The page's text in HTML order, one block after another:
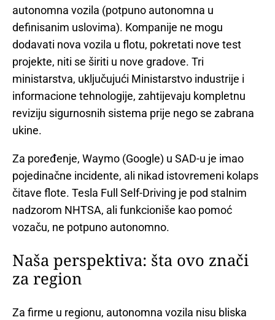
autonomna vozila (potpuno autonomna u
definisanim uslovima). Kompanije ne mogu
dodavati nova vozila u flotu, pokretati nove test
projekte, niti se širiti u nove gradove. Tri
ministarstva, uključujući Ministarstvo industrije i
informacione tehnologije, zahtijevaju kompletnu
reviziju sigurnosnih sistema prije nego se zabrana
ukine.
Za poređenje, Waymo (Google) u SAD-u je imao
pojedinačne incidente, ali nikad istovremeni kolaps
čitave flote. Tesla Full Self-Driving je pod stalnim
nadzorom NHTSA, ali funkcioniše kao pomoć
vozaču, ne potpuno autonomno.
Naša perspektiva: šta ovo znači
za region
Za firme u regionu, autonomna vozila nisu bliska